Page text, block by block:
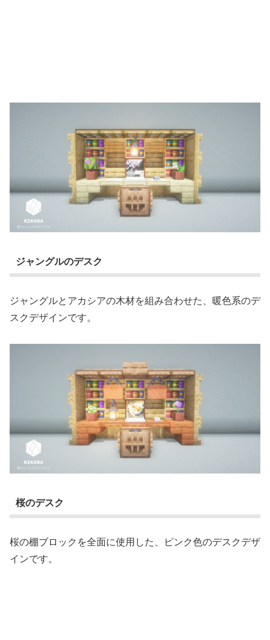
ジャングルのデスク
ジャングルとアカシアの木材を組み合わせた、暖色系のデ
スクデザインです。
桜のデスク
桜の棚ブロックを全面に使用した、ピンク色のデスクデザ
インです。